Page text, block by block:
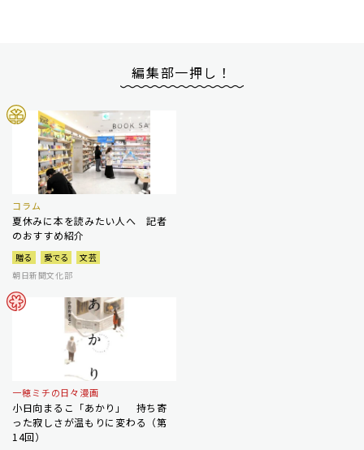
編集部一押し！
コラム
夏休みに本を読みたい人へ 記者
のおすすめ紹介
贈る 愛でる
文芸
朝日新聞文化部
一穂ミチの日々漫画
小日向まるこ「あかり」 持ち寄
った寂しさが温もりに変わる（第
14回）